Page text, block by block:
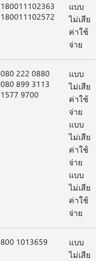
180011102363
180011102572
แบบ
ไม่เสีย
ค่าใช้
จ่าย
080 222 0880
080 899 3113
1577 9700
แบบ
ไม่เสีย
ค่าใช้
จ่าย
แบบ
ไม่เสีย
ค่าใช้
จ่าย
แบบ
ไม่เสีย
ค่าใช้
จ่าย
800 1013659
แบบ
ไม่เสีย